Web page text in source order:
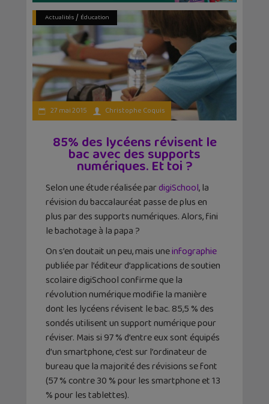
Actualités/ Éducation
27 mai 2015 Christophe Coquis
85% des lycéens révisent le
bac avec des supports
numériques. Et toi ?
Selon une étude réalisée pardigiSchool, la
révision du baccalauréat passe de plus en
plus par des supports numériques. Alors, fini
le bachotage à la papa ?
On s’en doutait un peu, mais uneinfographie
publiée par l’éditeur d’applications de soutien
scolaire digiSchool confirme que la
révolution numérique modifie la manière
dont les lycéens révisent le bac. 85,5 % des
sondés utilisent un support numérique pour
réviser. Mais si 97 % d’entre eux sont équipés
d’un smartphone, c’est sur l’ordinateur de
bureau que la majorité des révisions se font
(57 % contre 30 % pour les smartphone et 13
% pour les tablettes).